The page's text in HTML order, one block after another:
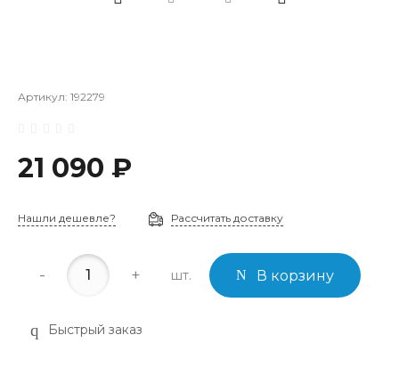
Артикул: 192279
21 090 ₽
Нашли дешевле? Рассчитать доставку
- + шт. В корзину
Быстрый заказ